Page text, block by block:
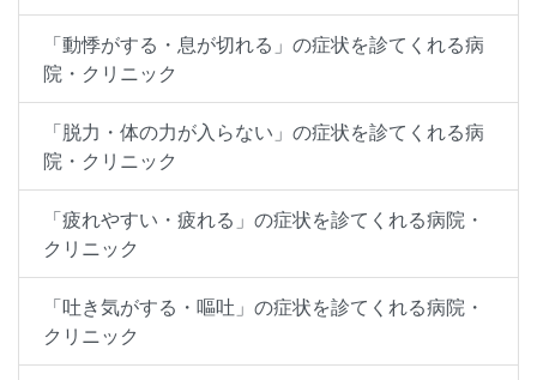
「動悸がする・息が切れる」の症状を診てくれる病
院・クリニック
「脱力・体の力が入らない」の症状を診てくれる病
院・クリニック
「疲れやすい・疲れる」の症状を診てくれる病院・
クリニック
「吐き気がする・嘔吐」の症状を診てくれる病院・
クリニック